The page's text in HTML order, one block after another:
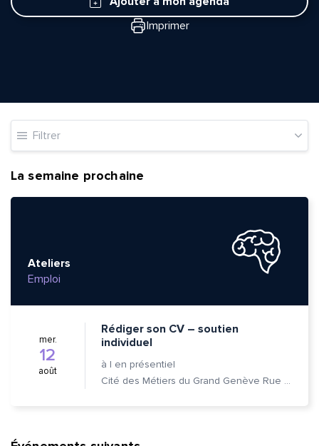
Imprimer
Filtrer
La semaine prochaine
Ateliers
Emploi
mer.
12
août
Rédiger son CV – soutien
individuel
à | en présentiel
Cité des Métiers du Grand Genève Rue Prévost-Martin 6 1205 Genève